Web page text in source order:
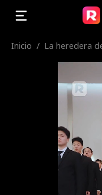
Inicio / La heredera